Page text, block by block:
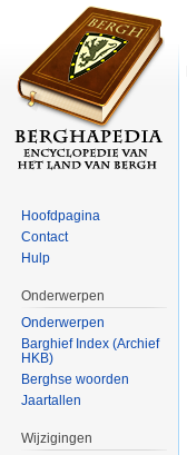
Hoofdpagina
Contact
Hulp
Onderwerpen
Onderwerpen
Barghief Index (Archief
HKB)
Berghse woorden
Jaartallen
Wijzigingen